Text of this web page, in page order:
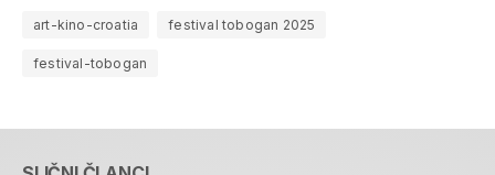
art-kino-croatia festival tobogan 2025
festival-tobogan